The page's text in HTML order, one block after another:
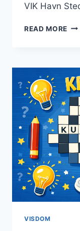
VIK Havn
READ MORE VIK
TIL
VISDOM